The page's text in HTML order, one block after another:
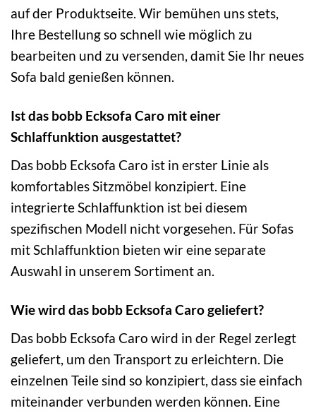
auf der Produktseite. Wir bemühen uns stets,
Ihre Bestellung so schnell wie möglich zu
bearbeiten und zu versenden, damit Sie Ihr neues
Sofa bald genießen können.
Ist das bobb Ecksofa Caro mit einer
Schlaffunktion ausgestattet?
Das bobb Ecksofa Caro ist in erster Linie als
komfortables Sitzmöbel konzipiert. Eine
integrierte Schlaffunktion ist bei diesem
spezifischen Modell nicht vorgesehen. Für Sofas
mit Schlaffunktion bieten wir eine separate
Auswahl in unserem Sortiment an.
Wie wird das bobb Ecksofa Caro geliefert?
Das bobb Ecksofa Caro wird in der Regel zerlegt
geliefert, um den Transport zu erleichtern. Die
einzelnen Teile sind so konzipiert, dass sie einfach
miteinander verbunden werden können. Eine